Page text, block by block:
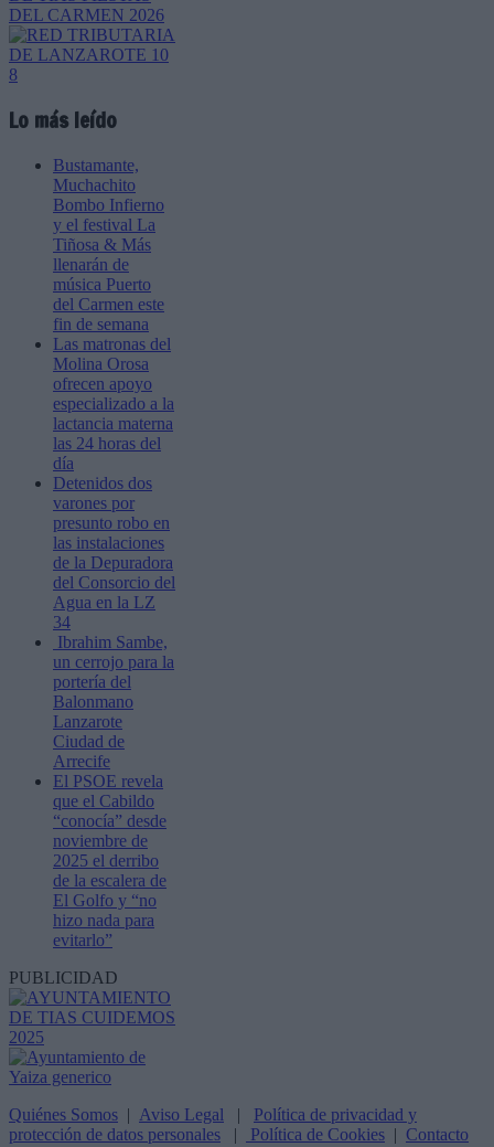
Lo más leído
Bustamante,
Muchachito
Bombo Infierno
y el festival La
Tiñosa & Más
llenarán de
música Puerto
del Carmen este
fin de semana
Las matronas del
Molina Orosa
ofrecen apoyo
especializado a la
lactancia materna
las 24 horas del
día
Detenidos dos
varones por
presunto robo en
las instalaciones
de la Depuradora
del Consorcio del
Agua en la LZ
34
Ibrahim Sambe,
un cerrojo para la
portería del
Balonmano
Lanzarote
Ciudad de
Arrecife
El PSOE revela
que el Cabildo
“conocía” desde
noviembre de
2025 el derribo
de la escalera de
El Golfo y “no
hizo nada para
evitarlo”
PUBLICIDAD
Quiénes Somos | Aviso Legal | Política de privacidad y
protección de datos personales | Política de Cookies | Contacto